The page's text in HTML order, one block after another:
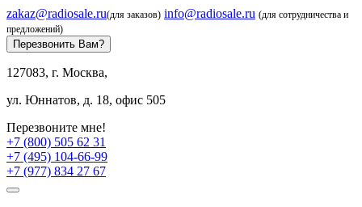
zakaz@radiosale.ru(для заказов) info@radiosale.ru (для сотрудничества и
предложений)
Перезвонить Вам?
127083, г. Москва,
ул. Юннатов, д. 18, офис 505
Перезвоните мне!
+7 (800) 505 62 31
+7 (495) 104-66-99
+7 (977) 834 27 67